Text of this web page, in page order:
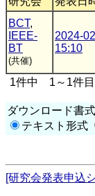
BCT,
IEEE-
BT
(共催)
2024-
15:10
1件中 1～1件目
ダウンロード書
テキスト形式
[研究会発表申込